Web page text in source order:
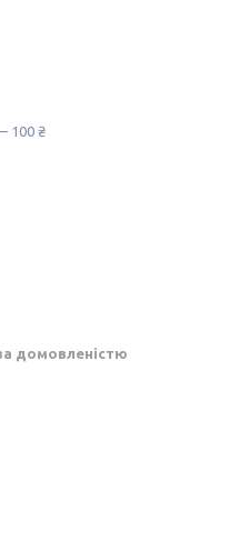
100 ₴
домовленістю